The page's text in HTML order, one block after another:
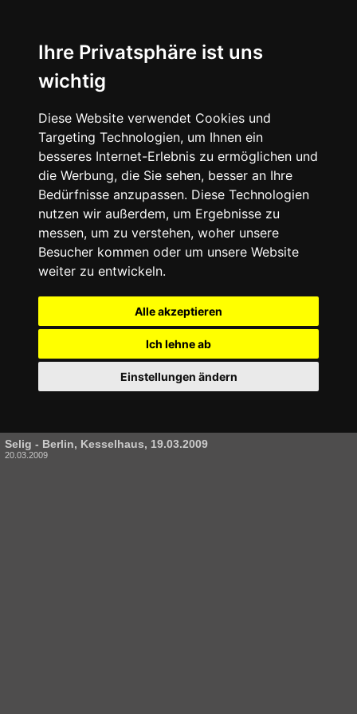
Ihre Privatsphäre ist uns
wichtig
Diese Website verwendet Cookies und
Targeting Technologien, um Ihnen ein
besseres Internet-Erlebnis zu ermöglichen und
die Werbung, die Sie sehen, besser an Ihre
Bedürfnisse anzupassen. Diese Technologien
nutzen wir außerdem, um Ergebnisse zu
messen, um zu verstehen, woher unsere
Besucher kommen oder um unsere Website
weiter zu entwickeln.
Alle akzeptieren
Ich lehne ab
Einstellungen ändern
Selig - Berlin, Kesselhaus, 19.03.2009
20.03.2009